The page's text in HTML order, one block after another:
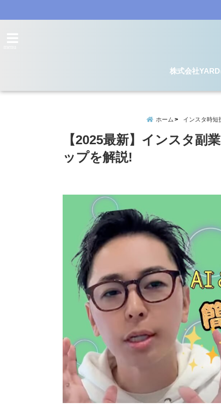
株式会社
ホーム インスタ時短
【2025最新】インスタ副
ップを解説!